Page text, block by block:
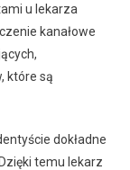
u lekarza
kanałowe
które są
dokładne
temu lekarz